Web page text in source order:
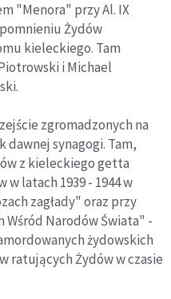
"Menora" przy Al. IX
Żydów
kieleckiego. Tam
i Michael
zgromadzonych na
dawnej synagogi. Tam,
z kieleckiego getta
latach 1939 - 1944 w
zagłady" oraz przy
Narodów Świata" -
żydowskich
ratujących Żydów w czasie